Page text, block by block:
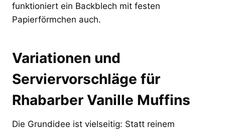
funktioniert ein Backblech mit festen
Papierförmchen auch.
Variationen und
Serviervorschläge für
Rhabarber Vanille Muffins
Die Grundidee ist vielseitig: Statt reinem